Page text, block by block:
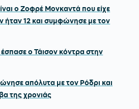
ο Ζοφρέ Μονκαντά που είχε
ήταν 12 και συμφώνησε με τον
ο Τάισον κόντρα στην
απόλυτα με τον Ρόδρι και
της χρονιάς